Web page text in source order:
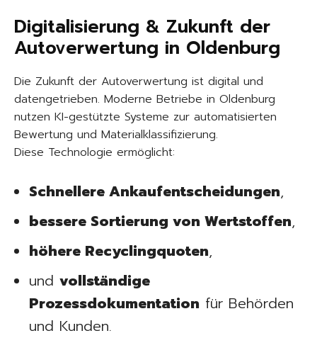
Digitalisierung & Zukunft der
Autoverwertung in Oldenburg
Die Zukunft der Autoverwertung ist digital und
datengetrieben. Moderne Betriebe in Oldenburg
nutzen KI-gestützte Systeme zur automatisierten
Bewertung und Materialklassifizierung.
Diese Technologie ermöglicht:
Schnellere Ankaufentscheidungen,
bessere Sortierung von Wertstoffen,
höhere Recyclingquoten,
und vollständige
Prozessdokumentation für Behörden
und Kunden.